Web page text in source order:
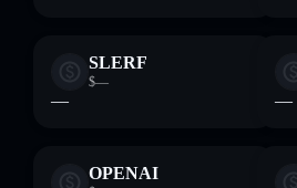
SLERF
$—
— —
OPENAI